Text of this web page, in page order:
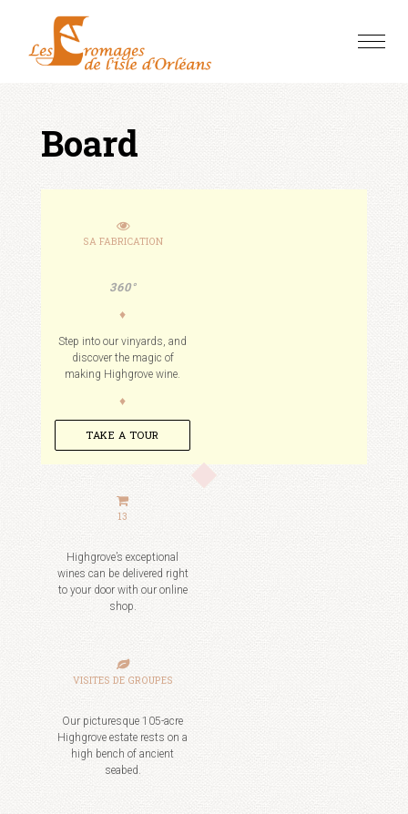
content
Toggle
Board
SA FABRICATION
360°
♦
Step into our vinyards, and
discover the magic of
making Highgrove wine.
♦
TAKE A TOUR
13
Highgrove’s exceptional
wines can be delivered right
to your door with our online
shop.
VISITES DE GROUPES
Our picturesque 105-acre
Highgrove estate rests on a
high bench of ancient
seabed.